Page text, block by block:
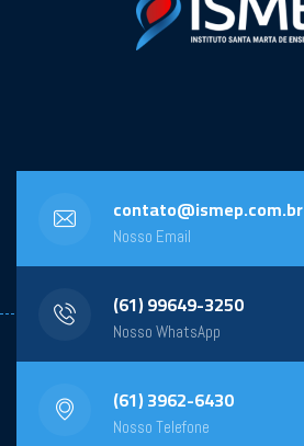
contato@ismep.com.br
Nosso Email
(61) 99649-3250
Nosso WhatsApp
(61) 3962-6430
Nosso Telefone